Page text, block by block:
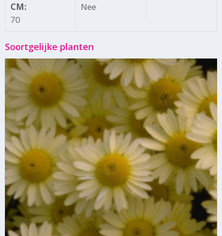
CM:
70
Nee
Soortgelijke planten